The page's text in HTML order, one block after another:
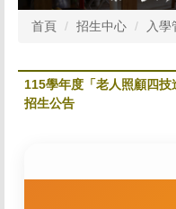
首頁 招生中心 入學
115學年度「老人照顧四技
招生公告